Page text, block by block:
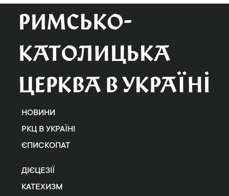
НОВИНИ
РКЦ В УКРАЇНІ
ЄПИСКОПАТ
ДІЄЦЕЗІЇ
КАТЕХИЗМ